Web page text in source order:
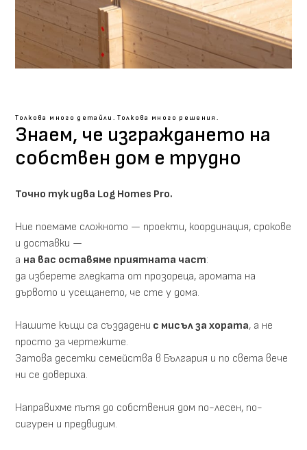
Толкова много детайли. Толкова много решения.
Знаем, че изграждането на
собствен дом e трудно
Точно тук идва Log Homes Pro.
Ние поемаме сложното — проекти, координация, срокове
и доставки —
а на вас оставяме приятната част:
да изберете гледката от прозореца, аромата на
дървото и усещането, че сте у дома.
Нашите къщи са създадени с мисъл за хората, а не
просто за чертежите.
Затова десетки семейства в България и по света вече
ни се довериха.
Направихме пътя до собствения дом по-лесен, по-
сигурен и предвидим.